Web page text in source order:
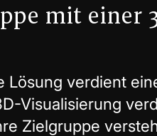
mit einer
Lösung verdient
Visualisierung
Zielgruppe